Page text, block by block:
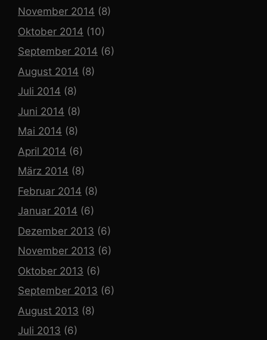
November 2014 (8)
Oktober 2014 (10)
September 2014 (6)
August 2014 (8)
Juli 2014 (8)
Juni 2014 (8)
Mai 2014 (8)
April 2014 (6)
März 2014 (8)
Februar 2014 (8)
Januar 2014 (6)
Dezember 2013 (6)
November 2013 (6)
Oktober 2013 (6)
September 2013 (6)
August 2013 (8)
Juli 2013 (6)